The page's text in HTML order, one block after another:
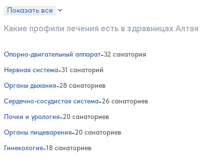
Показать все
Какие профили лечения есть в здравницах Алтая
Опорно-двигательный аппарат-32 санатория
Нервная система-31 санаторий
Органы дыхания-28 санаториев
Сердечно-сосудистая система-26 санаториев
Почки и урология-20 санаториев
Органы пищеварения-20 санаториев
Гинекология-18 санаториев